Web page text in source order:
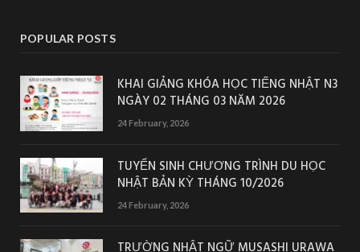
POPULAR POSTS
KHAI GIẢNG KHÓA HỌC TIẾNG NHẬT N3
NGÀY 02 THÁNG 03 NĂM 2026
24 February, 2026
TUYỂN SINH CHƯƠNG TRÌNH DU HỌC
NHẬT BẢN KỲ THÁNG 10/2026
24 February, 2026
TRƯỜNG NHẬT NGỮ MUSASHI URAWA